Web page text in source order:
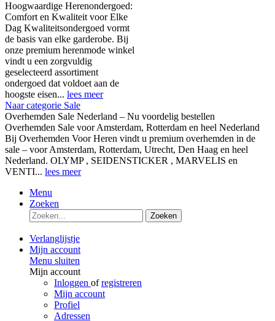
Hoogwaardige Herenondergoed:
Comfort en Kwaliteit voor Elke
Dag Kwaliteitsondergoed vormt
de basis van elke garderobe. Bij
onze premium herenmode winkel
vindt u een zorgvuldig
geselecteerd assortiment
ondergoed dat voldoet aan de
hoogste eisen... lees meer
Naar categorie Sale
Overhemden Sale Nederland – Nu voordelig bestellen
Overhemden Sale voor Amsterdam, Rotterdam en heel Nederland
Bij Overhemden Voor Heren vindt u premium overhemden in de
sale – voor Amsterdam, Rotterdam, Utrecht, Den Haag en heel
Nederland. OLYMP , SEIDENSTICKER , MARVELIS en
VENTI... lees meer
Menu
Zoeken
Zoeken
Verlanglijstje
Mijn account
Menu sluiten
Mijn account
Inloggen ofregistreren
Mijn account
Profiel
Adressen